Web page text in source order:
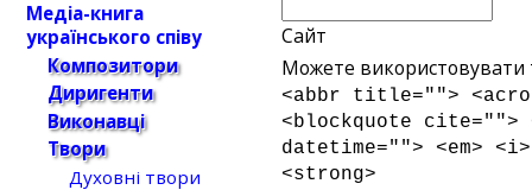
Сайт
Можете використовувати
<abbr title="">
<blockquote cite="">
datetime=""> <em>
<strong>
Медіа-книга
українського співу
Композитори
Диригенти
Виконавці
Твори
Духовні твори